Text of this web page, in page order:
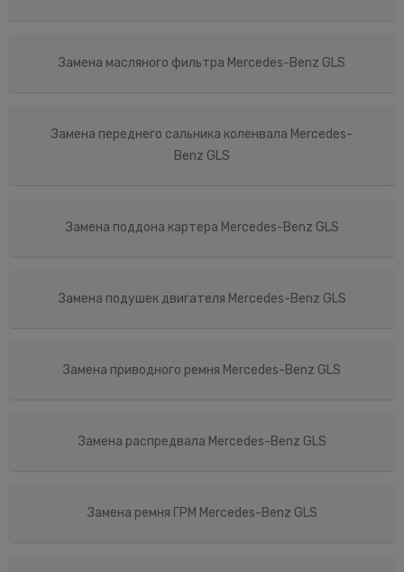
Замена масляного фильтра Mercedes-Benz GLS
Замена переднего сальника коленвала Mercedes-
Benz GLS
Замена поддона картера Mercedes-Benz GLS
Замена подушек двигателя Mercedes-Benz GLS
Замена приводного ремня Mercedes-Benz GLS
Замена распредвала Mercedes-Benz GLS
Замена ремня ГРМ Mercedes-Benz GLS